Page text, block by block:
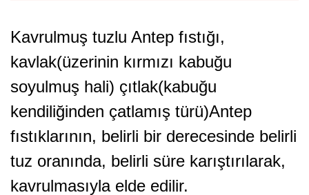
Kavrulmuş tuzlu Antep fıstığı,
kavlak(üzerinin kırmızı kabuğu
soyulmuş hali) çıtlak(kabuğu
kendiliğinden çatlamış türü)Antep
fıstıklarının, belirli bir derecesinde belirli
tuz oranında, belirli süre karıştırılarak,
kavrulmasıyla elde edilir.